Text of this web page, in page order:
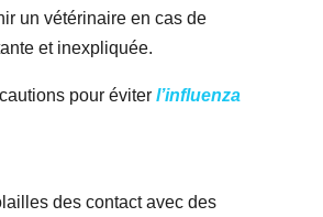
un vétérinaire en cas de
et inexpliquée.
pour éviter l’influenza
des contact avec des